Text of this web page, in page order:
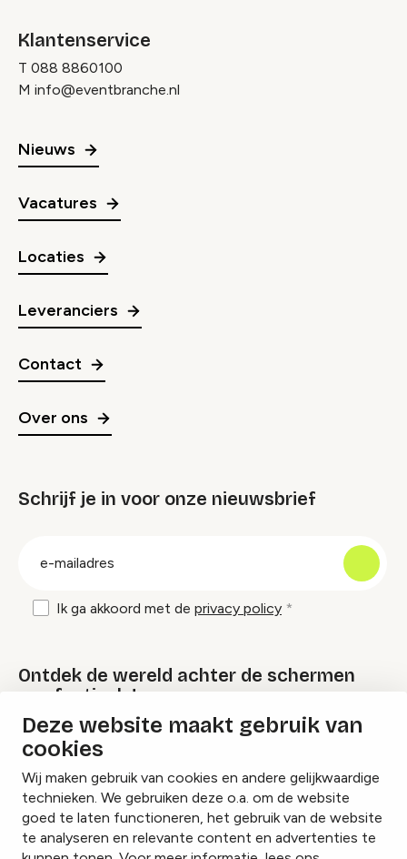
Deze website maakt gebruik van
cookies
Wij maken gebruik van cookies en andere gelijkwaardige
technieken. We gebruiken deze o.a. om de website
goed te laten functioneren, het gebruik van de website
te analyseren en relevante content en advertenties te
Klantenservice
T 088 8860100
M info@eventbranche.nl
Nieuws
Vacatures
Locaties
Leveranciers
Contact
Over ons
Schrijf je in voor onze nieuwsbrief
Ik ga akkoord met de privacy policy
Ontdek de wereld achter de schermen
van festivals!
Lees onze Festival Specials
InstagramFacebookLinkedIn